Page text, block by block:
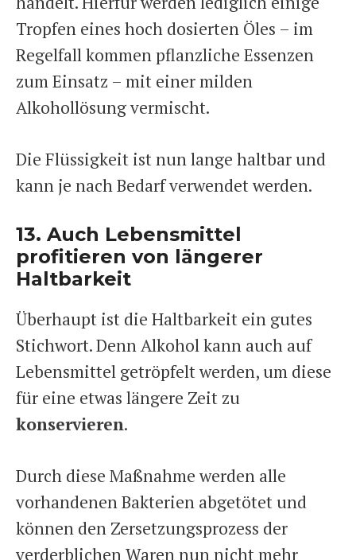
Tropfen eines hoch dosierten Öles – im
Regelfall kommen pflanzliche Essenzen
zum Einsatz – mit einer milden
Alkohollösung vermischt.
Die Flüssigkeit ist nun lange haltbar und
kann je nach Bedarf verwendet werden.
13. Auch Lebensmittel
profitieren von längerer
Haltbarkeit
Überhaupt ist die Haltbarkeit ein gutes
Stichwort. Denn Alkohol kann auch auf
Lebensmittel getröpfelt werden, um diese
für eine etwas längere Zeit zu
konservieren.
Durch diese Maßnahme werden alle
vorhandenen Bakterien abgetötet und
können den Zersetzungsprozess der
verderblichen Waren nun nicht mehr